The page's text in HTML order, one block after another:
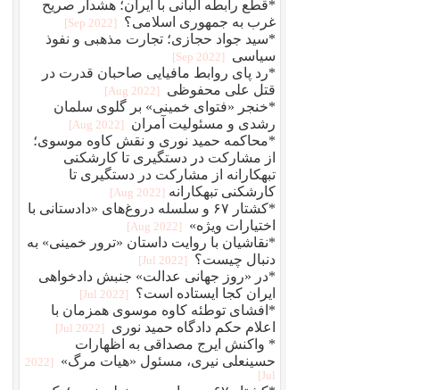
*قطع رابطه آلبانی با ایران؛ هشدار صریح
غرب به جمهوری اسلامی؟
[2022 Sep]
*سید جواد حجازی؛ تجارت مذهبی و نفوذ
سیاسی
[2022 Sep]
*رد پای روابط مافيایی صاحبان قدرت در
قتل علی محفوظی
[2022 Aug]
*خنجر «فتوای خمینی» بر گلوی سلمان
رشدی و مسئولیت آمران
[2022 Aug]
*محاکمه حمید نوری و نقش کاوه موسوی؛
از مشارکت در دستگیری تا کارشکنی
تبهکارانه از مشارکت در دستگیری تا
کارشکنی تبهکارانه [2022 Aug]
*کشتار ۶۷ و سلسله دروغ‌های «دادستانی با
اختیارات ویژه»
[2022 Aug]
*نقاشیان با روایت داستان «ترور خمینی» به
دنبال چیست؟
[2022 Jul]
*در «روز جهانی عدالت» جنبش دادخواهی
ایران کجا ایستاده است؟
[2022 Jul]
*افشای توطئه کاوه موسوی همزمان با
اعلام حکم دادگاه حمید نوری
[2022 Jul]
* واکنش ایرج مصداقی به اظهارات
حسینعلی نیری، مسئول «هیات مرگ»
[2022
Jul]